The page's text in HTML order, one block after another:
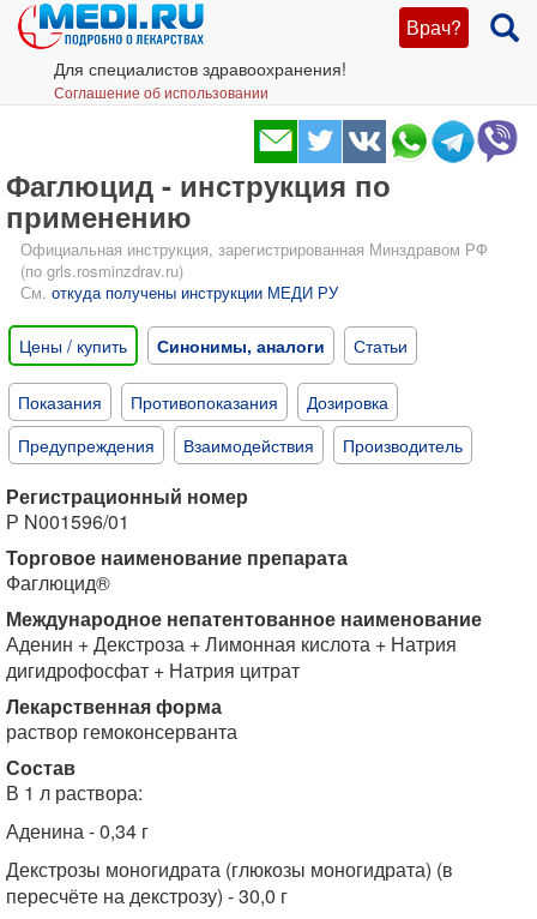
Врач?
Для специалистов здравоохранения!
Соглашение об использовании
Фаглюцид - инструкция по
применению
Официальная инструкция, зарегистрированная Минздравом РФ
(по grls.rosminzdrav.ru)
См. откуда получены инструкции МЕДИ РУ
Цены / купить Синонимы, аналоги Статьи
Показания Противопоказания
Дозировка
Предупреждения
Взаимодействия Производитель
Регистрационный номер
Р N001596/01
Торговое наименование препарата
Фаглюцид®
Международное непатентованное наименование
Аденин + Декстроза + Лимонная кислота + Натрия
дигидрофосфат + Натрия цитрат
Лекарственная форма
раствор гемоконсерванта
Состав
В 1 л раствора:
Аденина - 0,34 г
Декстрозы моногидрата (глюкозы моногидрата) (в
пересчёте на декстрозу) - 30,0 г